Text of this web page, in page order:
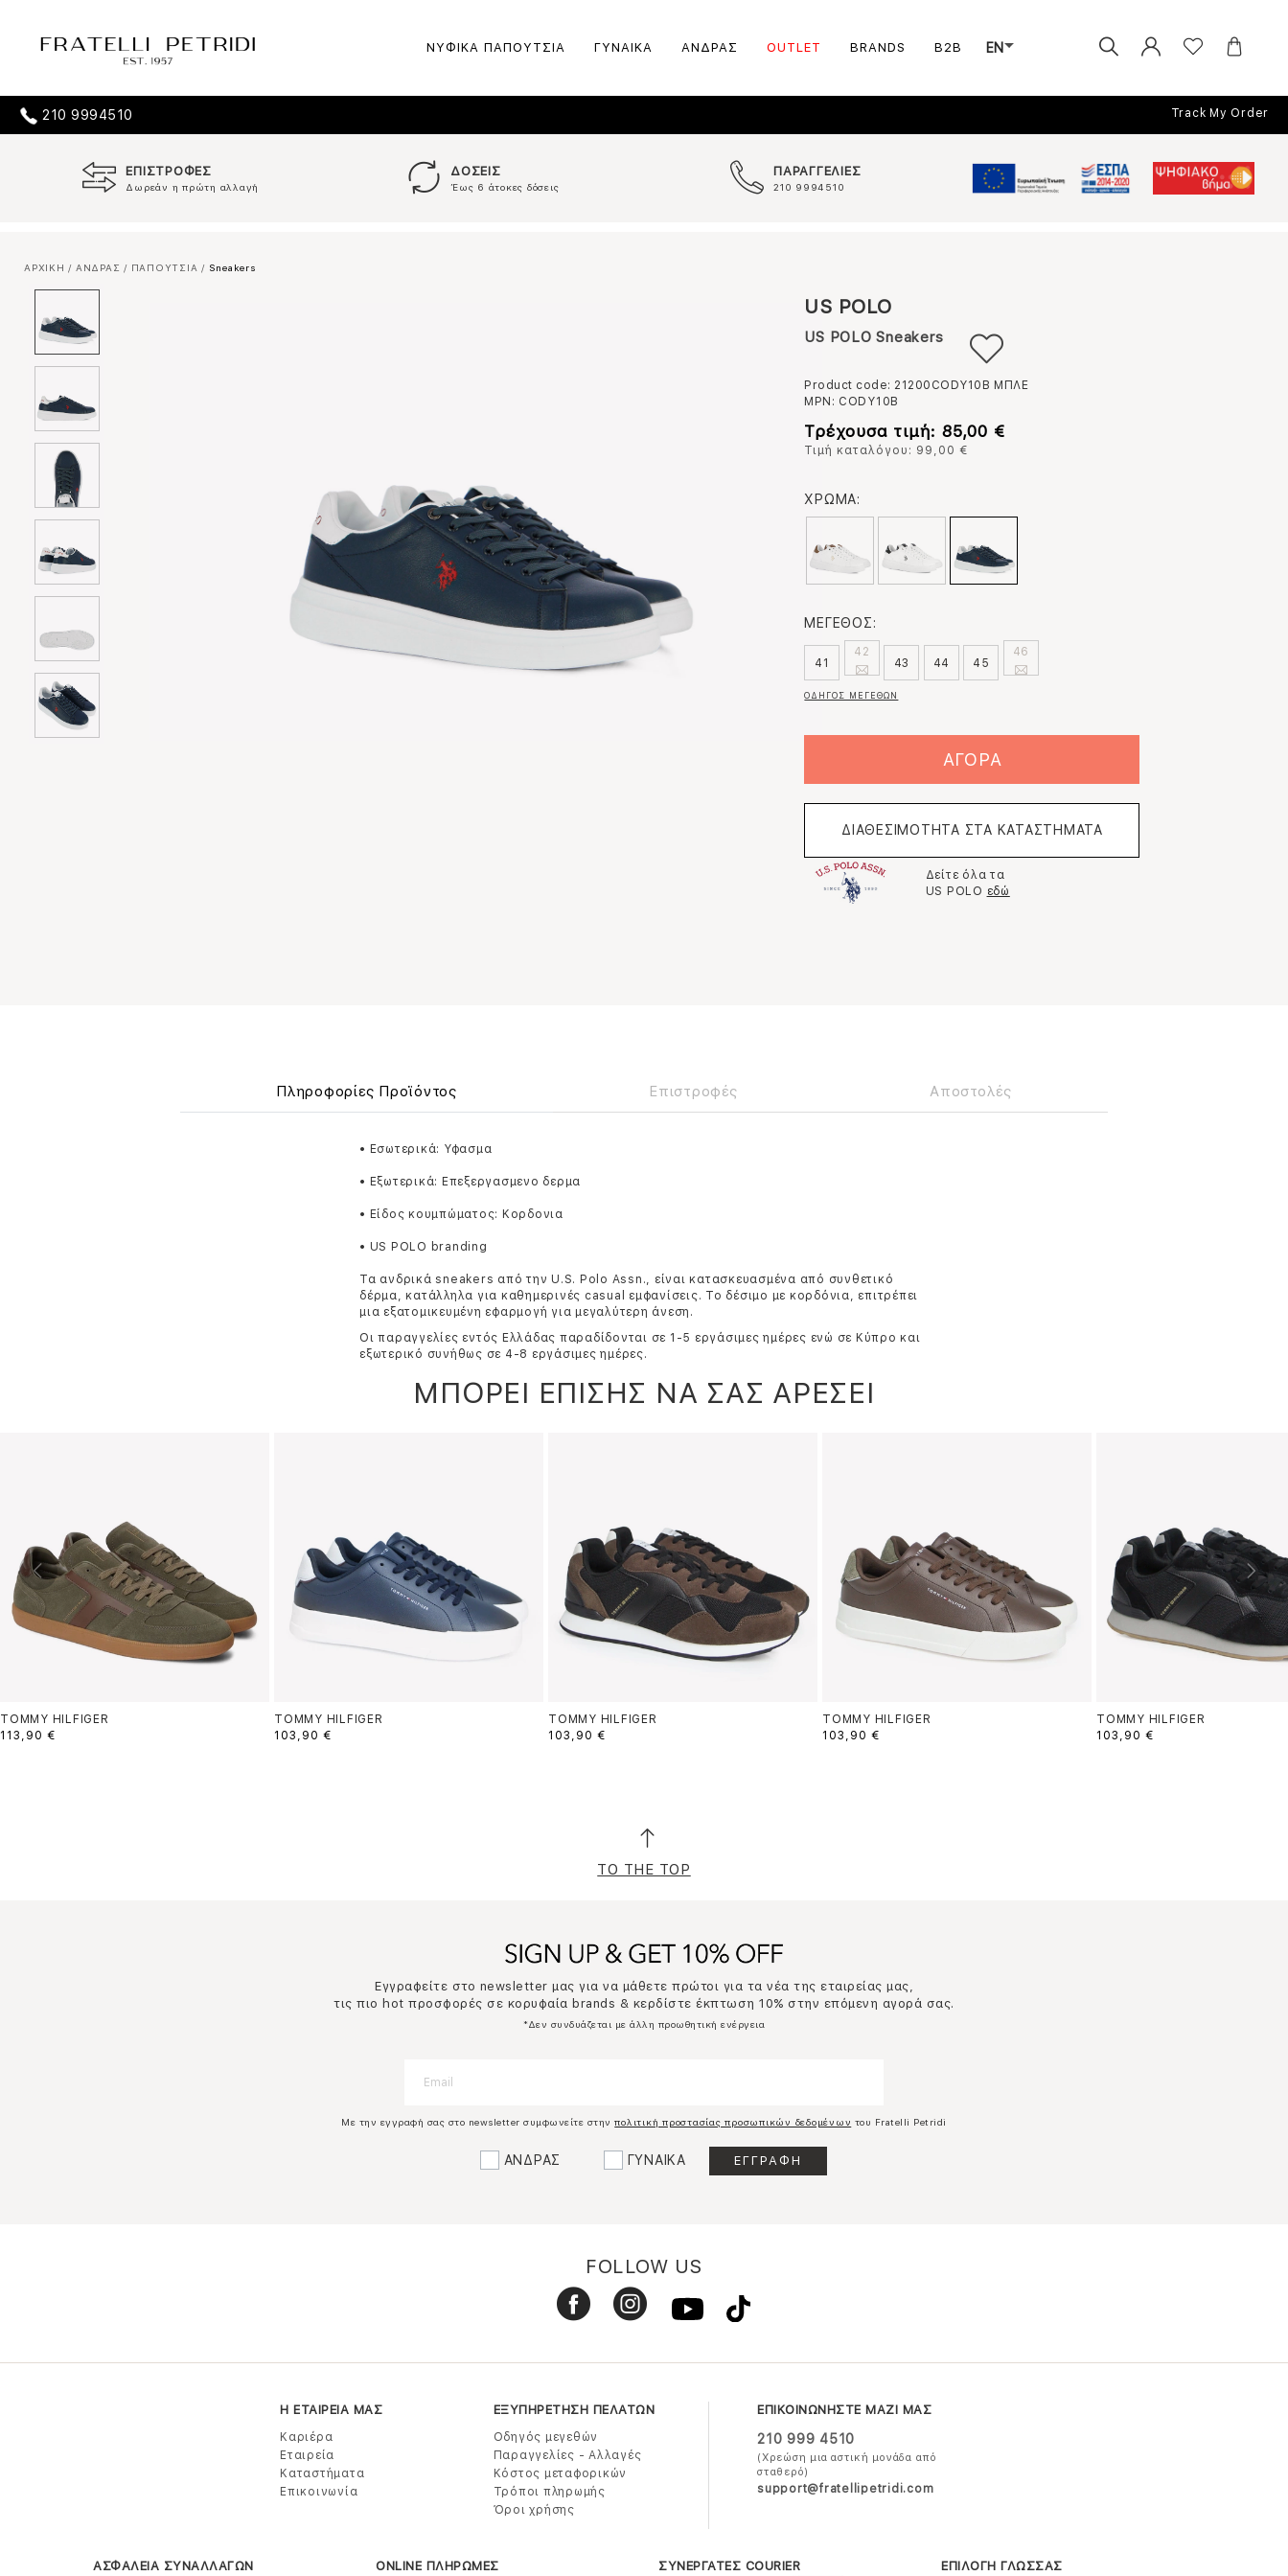
ΝΥΦΙΚΑ ΠΑΠΟΥΤΣΙΑ ΓΥΝΑΙΚΑ ΑΝΔΡΑΣ OUTLET BRANDS B2B EN
210 9994510 Track My Order
ΕΠΙΣΤΡΟΦΕΣ
Δωρεάν η πρώτη αλλαγή
ΔΟΣΕΙΣ
Έως 6 άτοκες δόσεις
ΠΑΡΑΓΓΕΛΙΕΣ
210 9994510
ΑΡΧΙΚΗ / ΑΝΔΡΑΣ / ΠΑΠΟΥΤΣΙΑ / Sneakers
US POLO
US POLO Sneakers
Product code: 21200CODY10B ΜΠΛΕ
MPN: CODY10B
Τρέχουσα τιμή: 85,00 €
Τιμή καταλόγου: 99,00 €
ΧΡΩΜΑ:
ΜΕΓΕΘΟΣ:
41
42
43
44 45
46
ΟΔΗΓΟΣ ΜΕΓΕΘΩΝ
ΑΓΟΡΑ
ΔΙΑΘΕΣΙΜΟΤΗΤΑ ΣΤΑ ΚΑΤΑΣΤΗΜΑΤΑ
Δείτε όλα τα
US POLO εδώ
Πληροφορίες Προϊόντος Επιστροφές Αποστολές
• Εσωτερικά: Υφασμα
• Εξωτερικά: Επεξεργασμενο δερμα
• Είδος κουμπώματος: Κορδονια
• US POLO branding
Τα ανδρικά sneakers από την U.S. Polo Assn., είναι κατασκευασμένα από συνθετικό
δέρμα, κατάλληλα για καθημερινές casual εμφανίσεις. Το δέσιμο με κορδόνια, επιτρέπει
μια εξατομικευμένη εφαρμογή για μεγαλύτερη άνεση.
Οι παραγγελίες εντός Ελλάδας παραδίδονται σε 1-5 εργάσιμες ημέρες ενώ σε Κύπρο και
εξωτερικό συνήθως σε 4-8 εργάσιμες ημέρες.
ΜΠΟΡΕΙ ΕΠΙΣΗΣ ΝΑ ΣΑΣ ΑΡΕΣΕΙ
TOMMY HILFIGER
113,90 €
TOMMY HILFIGER
103,90 €
TOMMY HILFIGER
103,90 €
TOMMY HILFIGER
103,90 €
TOMMY HILFIGER
103,90 €
TO THE TOP
Εγγραφείτε στο newsletter μας για να μάθετε πρώτοι για τα νέα της εταιρείας μας,
τις πιο hot προσφορές σε κορυφαία brands & κερδίστε έκπτωση 10% στην επόμενη αγορά σας.
*Δεν συνδυάζεται με άλλη προωθητική ενέργεια
Με την εγγραφή σας στο newsletter συμφωνείτε στηνπολιτική προστασίας προσωπικών δεδομένων του Fratelli Petridi
ΑΝΔΡΑΣ ΓΥΝΑΙΚΑ
FOLLOW US
Η ΕΤΑΙΡΕΙΑ ΜΑΣ
Καριέρα
Εταιρεία
Καταστήματα
Επικοινωνία
ΕΞΥΠΗΡΕΤΗΣΗ ΠΕΛΑΤΩΝ
Οδηγός μεγεθών
Παραγγελίες - Αλλαγές
Κόστος μεταφορικών
Τρόποι πληρωμής
Όροι χρήσης
ΕΠΙΚΟΙΝΩΝΗΣΤΕ ΜΑΖΙ ΜΑΣ
210 999 4510
(Χρεώση μια αστική μονάδα από
σταθερό)
support@fratellipetridi.com
ΑΣΦΑΛΕΙΑ ΣΥΝΑΛΛΑΓΩΝ ONLINE ΠΛΗΡΩΜΕΣ ΣΥΝΕΡΓΑΤΕΣ COURIER ΕΠΙΛΟΓΗ ΓΛΩΣΣΑΣ